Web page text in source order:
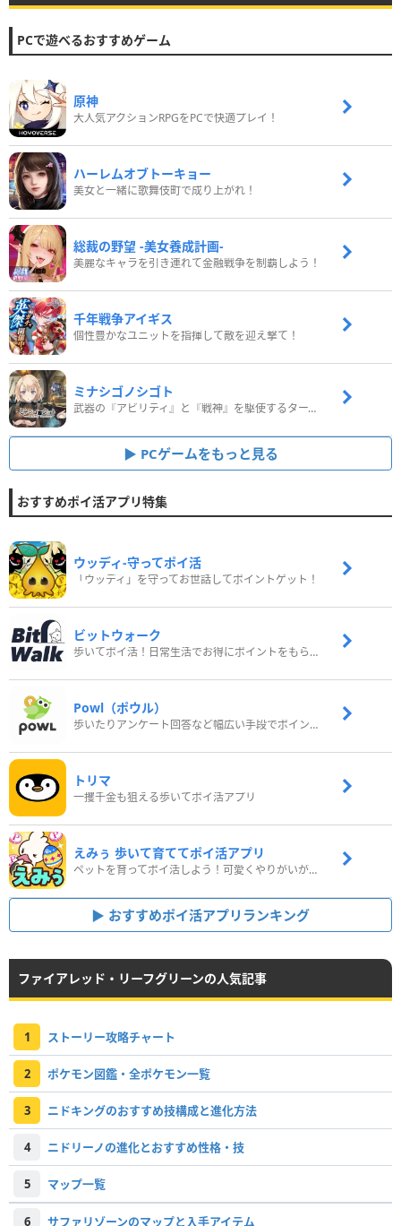
PCで遊べるおすすめゲーム
原神
大人気アクションRPGをPCで快適プレイ！
ハーレムオブトーキョー
美女と一緒に歌舞伎町で成り上がれ！
総裁の野望 -美女養成計画-
美麗なキャラを引き連れて金融戦争を制覇しよう！
千年戦争アイギス
個性豊かなユニットを指揮して敵を迎え撃て！
ミナシゴノシゴト
武器の『アビリティ』と『戦神』を駆使するターン制コマンドバトルRPG！
PCゲームをもっと見る
おすすめポイ活アプリ特集
ウッディ‐守ってポイ活
「ウッディ」を守ってお世話してポイントゲット！
ビットウォーク
歩いてポイ活！日常生活でお得にポイントをもらおう
Powl（ポウル）
歩いたりアンケート回答など幅広い手段でポイントをゲット
トリマ
一攫千金も狙える歩いてポイ活アプリ
えみぅ 歩いて育ててポイ活アプリ
ペットを育ってポイ活しよう！可愛くやりがいがある新感覚アプリ
おすすめポイ活アプリランキング
ファイアレッド・リーフグリーンの人気記事
1 ストーリー攻略チャート
2 ポケモン図鑑・全ポケモン一覧
3 ニドキングのおすすめ技構成と進化方法
4 ニドリーノの進化とおすすめ性格・技
5 マップ一覧
6 サファリゾーンのマップと入手アイテム